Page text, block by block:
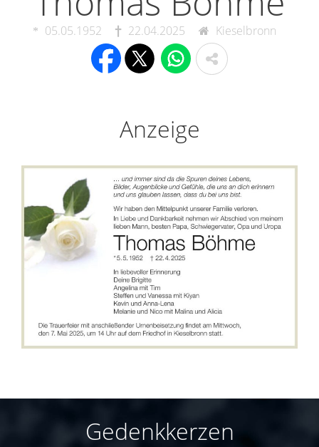
05.05.1952 22.04.2025 Kieselbronn
Anzeige
Gedenkkerzen